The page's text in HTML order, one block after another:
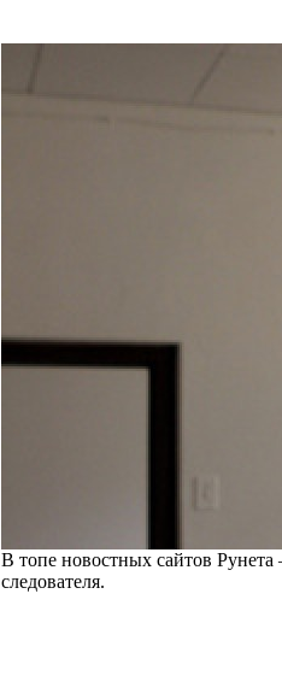
В топе новостных сайтов Рунета
следователя.